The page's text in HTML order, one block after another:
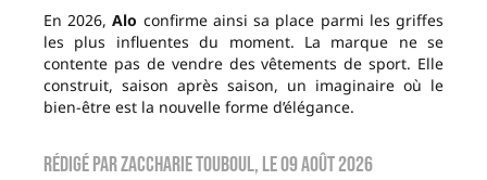
En 2026,Alo confirme ainsi sa place parmi les griffes
les plus influentes du moment. La marque ne se
contente pas de vendre des vêtements de sport. Elle
construit, saison après saison, un imaginaire où le
bien-être est la nouvelle forme d’élégance.
Rédigé parzaccharie touboul, le09 août 2026